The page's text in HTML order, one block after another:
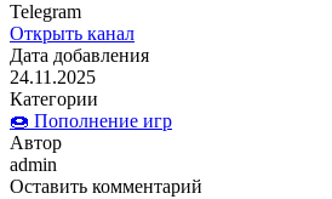
Telegram
Открыть канал
Дата добавления
24.11.2025
Категории
🍩 Пополнение игр
Автор
admin
Оставить комментарий